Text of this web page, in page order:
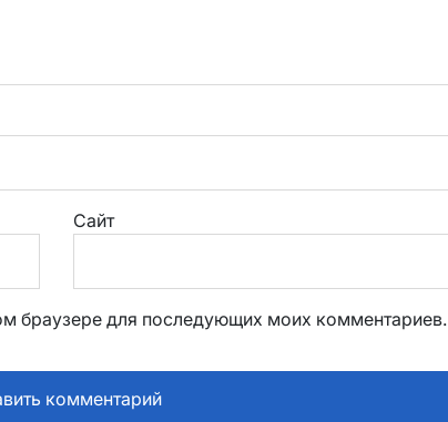
Сайт
браузере для последующих моих комментариев.